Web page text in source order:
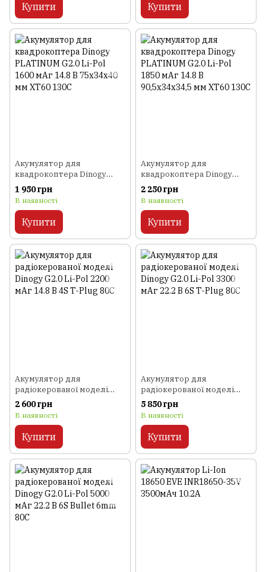
Купити Купити
Акумулятор для
квадрокоптера Dinogy
PLATINUM G2.0 Li-Pol 1600
мАг 14.8 В 75x34x40 мм
XT60 130C
1 950 грн
В наявності
Купити
Акумулятор для
квадрокоптера Dinogy
PLATINUM G2.0 Li-Pol 1850
мАг 14.8 В 90,5x34x34,5 мм
XT60 130C
2 250 грн
В наявності
Купити
Акумулятор для
радіокерованої моделі
Dinogy G2.0 Li-Pol 2200 мАг
14.8 В 4S T-Plug 80C
2 600 грн
В наявності
Купити
Акумулятор для
радіокерованої моделі
Dinogy G2.0 Li-Pol 3300 мАг
22.2 В 6S T-Plug 80C
5 850 грн
В наявності
Купити